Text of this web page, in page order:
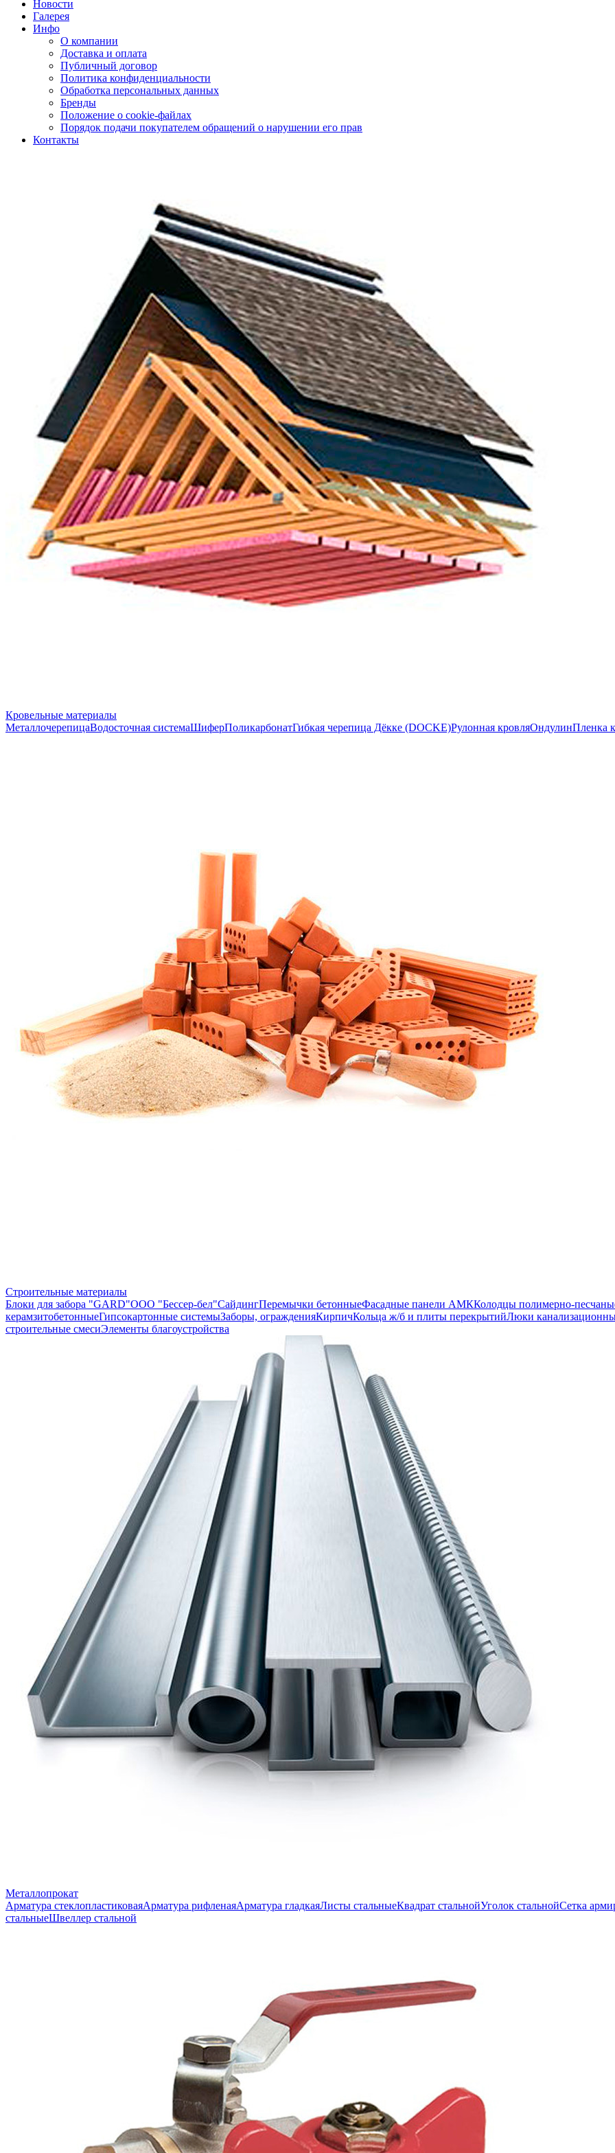
Новости
Галерея
Инфо
О компании
Доставка и оплата
Публичный договор
Политика конфиденциальности
Обработка персональных данных
Бренды
Положение о cookie-файлах
Порядок подачи покупателем обращений о нарушении его прав
Контакты
Кровельные материалы
МеталлочерепицаВодосточная системаШиферПоликарбонатГибкая черепица Дёкке (DOCKE)Рулонная кровляОндулинПленка
Строительные материалы
Блоки для забора "GARD"ООО "Бессер-бел"СайдингПеремычки бетонныеФасадные панели АМККолодцы полимерно-
керамзитобетонныеГипсокартонные системыЗаборы, огражденияКирпичКольца ж/б и плиты перекрытийЛюки
строительные смесиЭлементы благоустройства
Металлопрокат
Арматура стеклопластиковаяАрматура рифленаяАрматура гладкаяЛисты стальныеКвадрат стальнойУголок стальнойСетка
стальныеШвеллер стальной